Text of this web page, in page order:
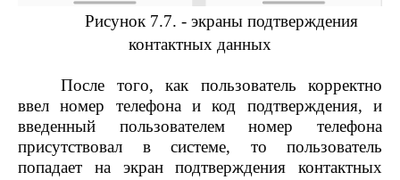
Рисунок 7.7. - экраны подтверждения
контактных данных
После того, как пользователь корректно
ввел номер телефона и код подтверждения, и
введенный пользователем номер телефона
присутствовал в системе, то пользователь
попадает на экран подтверждения контактных